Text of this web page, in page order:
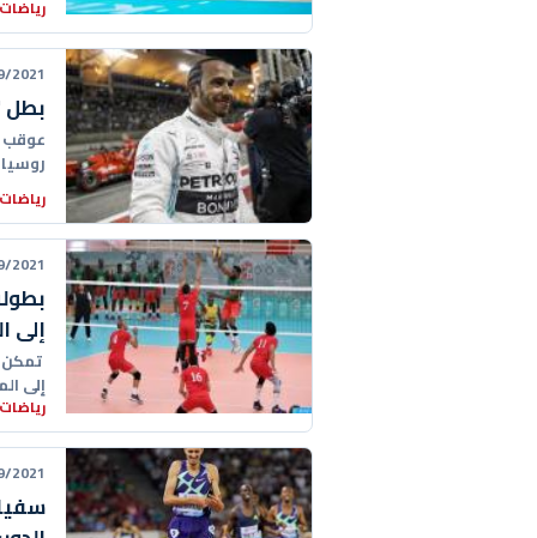
13:32:00
بطل
عوقب
روسيا
23:33:00
إلى
تمكن
إلى
01:19:00